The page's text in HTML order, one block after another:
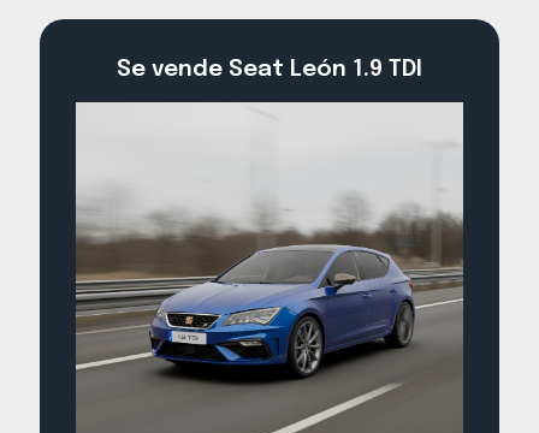
Se vende Seat León 1.9 TDI